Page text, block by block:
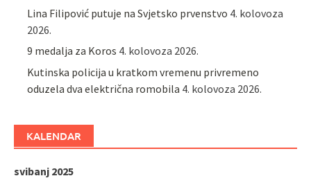
Lina Filipović putuje na Svjetsko prvenstvo 4. kolovoza
2026.
9 medalja za Koros 4. kolovoza 2026.
Kutinska policija u kratkom vremenu privremeno
oduzela dva električna romobila 4. kolovoza 2026.
KALENDAR
svibanj 2025